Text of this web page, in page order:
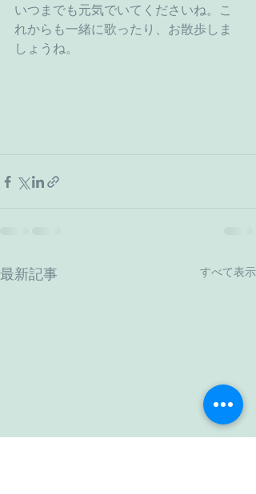
いつまでも元気でいてくださいね。こ
れからも一緒に歌ったり、お散歩しま
しょうね。
最新記事 すべて表示